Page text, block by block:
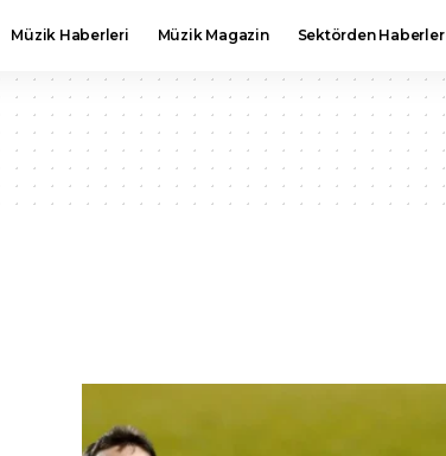
Müzik Haberleri Müzik Magazin Sektörden Haberler